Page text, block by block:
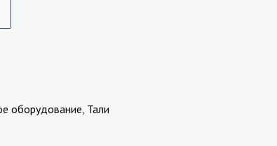
оборудование, Тали